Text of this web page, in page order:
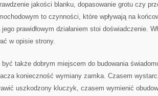
jakości blanku, dopasowanie grotu czy
to czynności, które wpływają na
prawidłowym działaniem stoi doświadczenie.
w opisie strony.
być także dobrym miejscem do budowania
konieczność wymiany zamka. Czasem
uszkodzony kluczyk, czasem wymienić